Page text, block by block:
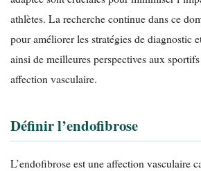
athlètes. La recherche continue dans ce
pour améliorer les stratégies de diagnostic
ainsi de meilleures perspectives aux
affection vasculaire.
Définir l’endofibrose
L’endofibrose est une affection vasculaire